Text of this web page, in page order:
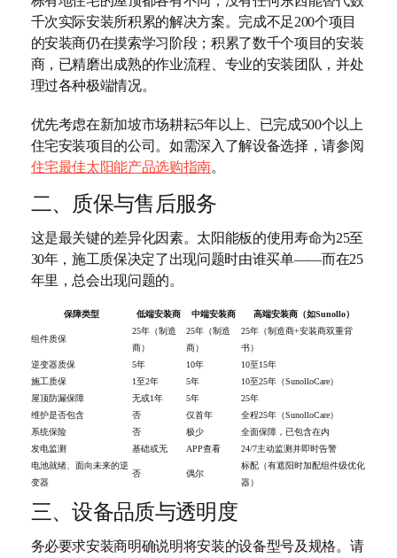
千次实际安装所积累的解决方案。完成不足200个项目
的安装商仍在摸索学习阶段；积累了数千个项目的安装
商，已精磨出成熟的作业流程、专业的安装团队，并处
理过各种极端情况。
优先考虑在新加坡市场耕耘5年以上、已完成500个以上
住宅安装项目的公司。如需深入了解设备选择，请参阅
住宅最佳太阳能产品选购指南。
二、质保与售后服务
这是最关键的差异化因素。太阳能板的使用寿命为25至
30年，施工质保决定了出现问题时由谁买单——而在25
年里，总会出现问题的。
保障类型 低端安装商 中端安装商 高端安装商（如Sunollo）
组件质保
25年（制造
商）
25年（制造
商）
25年（制造商+安装商双重背
书）
逆变器质保
5年 10年
10至15年
施工质保
1至2年 5年
10至25年（SunolloCare）
屋顶防漏保障
无或1年 5年
25年
维护是否包含
否 仅首年
全程25年（SunolloCare）
系统保险
否 极少
全面保障，已包含在内
发电监测
基础或无 APP查看
24/7主动监测并即时告警
电池就绪、面向未来的逆
变器
否 偶尔
标配（有遮阳时加配组件级优化
器）
三、设备品质与透明度
务必要求安装商明确说明将安装的设备型号及规格。请